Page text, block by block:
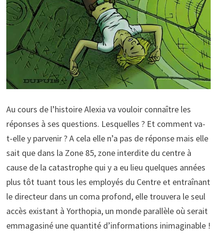
Au cours de l’histoire Alexia va vouloir connaître les
réponses à ses questions. Lesquelles ? Et comment va-
t-elle y parvenir ? A cela elle n’a pas de réponse mais elle
sait que dans la Zone 85, zone interdite du centre à
cause de la catastrophe qui y a eu lieu quelques années
plus tôt tuant tous les employés du Centre et entraînant
le directeur dans un coma profond, elle trouvera le seul
accès existant à Yorthopia, un monde parallèle où serait
emmagasiné une quantité d’informations inimaginable !